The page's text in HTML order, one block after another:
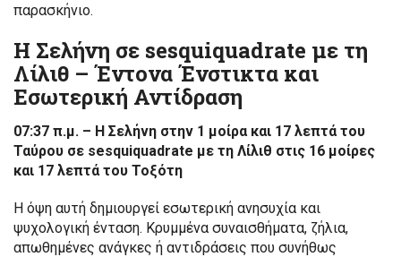
παρασκήνιο.
Η Σελήνη σε sesquiquadrate με τη
Λίλιθ – Έντονα Ένστικτα και
Εσωτερική Αντίδραση
07:37 π.μ. – Η Σελήνη στην 1 μοίρα και 17 λεπτά του
Ταύρου σε sesquiquadrate με τη Λίλιθ στις 16 μοίρες
και 17 λεπτά του Τοξότη
Η όψη αυτή δημιουργεί εσωτερική ανησυχία και
ψυχολογική ένταση. Κρυμμένα συναισθήματα, ζήλια,
απωθημένες ανάγκες ή αντιδράσεις που συνήθως